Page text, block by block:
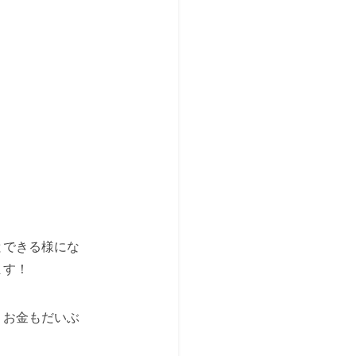
きる様にな
！
金もだいぶ